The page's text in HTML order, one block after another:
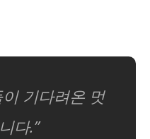
기다려온 멋
다.”